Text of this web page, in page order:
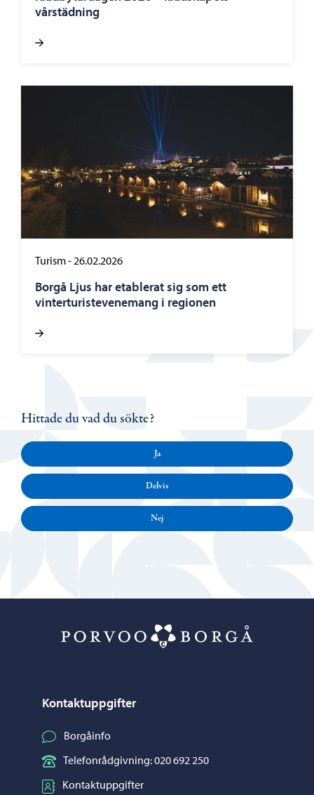
vårstädning
Turism-26.02.2026
Borgå Ljus har etablerat sig som ett
vinterturistevenemang i regionen
Hittade du vad du sökte?
Ja
Delvis
Nej
Kontaktuppgifter
Borgåinfo
Telefonrådgivning: 020 692 250
Kontaktuppgifter